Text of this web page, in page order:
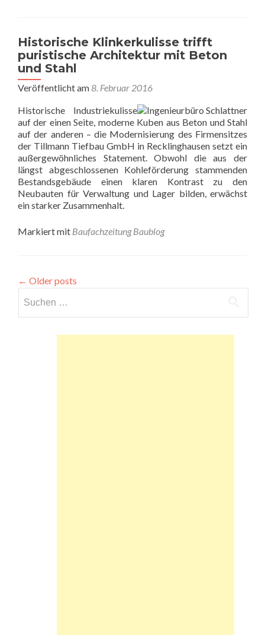
Historische Klinkerkulisse trifft
puristische Architektur mit Beton
und Stahl
Veröffentlicht am8. Februar 2016
Historische Industriekulisse
auf der einen Seite, moderne Kuben aus Beton und Stahl
auf der anderen – die Modernisierung des Firmensitzes
der Tillmann Tiefbau GmbH in Recklinghausen setzt ein
außergewöhnliches Statement. Obwohl die aus der
längst abgeschlossenen Kohleförderung stammenden
Bestandsgebäude einen klaren Kontrast zu den
Neubauten für Verwaltung und Lager bilden, erwächst
ein starker Zusammenhalt.
Markiert mit Baufachzeitung Baublog
← Older posts
nach: